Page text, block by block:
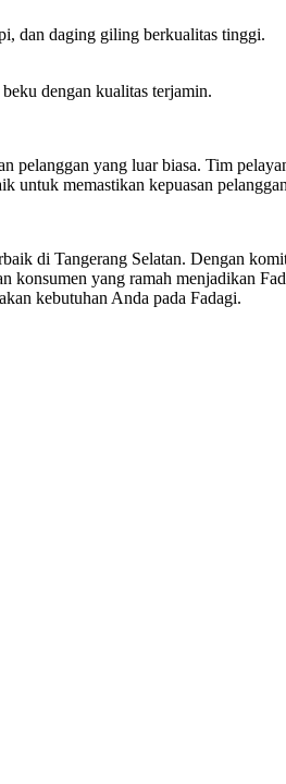
dan daging giling berkualitas tinggi.
dengan kualitas terjamin.
yang luar biasa. Tim
untuk memastikan kepuasan
di Tangerang Selatan. Dengan
konsumen yang ramah menjadikan
kebutuhan Anda pada Fadagi.